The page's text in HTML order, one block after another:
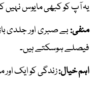
یہ آپ کو کبھی مایوس نہیں
منفی:بے صبری اور جلدی
فیصلے ہوسکتے ہیں۔
اہم خیال:زندگی کو ایک اور